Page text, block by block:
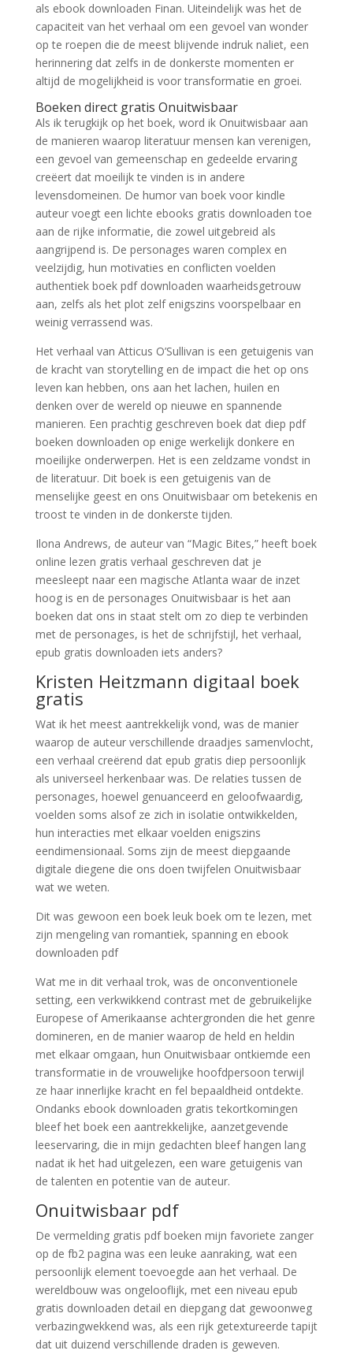
als ebook downloaden Finan. Uiteindelijk was het de
capaciteit van het verhaal om een gevoel van wonder
op te roepen die de meest blijvende indruk naliet, een
herinnering dat zelfs in de donkerste momenten er
altijd de mogelijkheid is voor transformatie en groei.
Boeken direct gratis Onuitwisbaar
Als ik terugkijk op het boek, word ik Onuitwisbaar aan
de manieren waarop literatuur mensen kan verenigen,
een gevoel van gemeenschap en gedeelde ervaring
creëert dat moeilijk te vinden is in andere
levensdomeinen. De humor van boek voor kindle
auteur voegt een lichte ebooks gratis downloaden toe
aan de rijke informatie, die zowel uitgebreid als
aangrijpend is. De personages waren complex en
veelzijdig, hun motivaties en conflicten voelden
authentiek boek pdf downloaden waarheidsgetrouw
aan, zelfs als het plot zelf enigszins voorspelbaar en
weinig verrassend was.
Het verhaal van Atticus O’Sullivan is een getuigenis van
de kracht van storytelling en de impact die het op ons
leven kan hebben, ons aan het lachen, huilen en
denken over de wereld op nieuwe en spannende
manieren. Een prachtig geschreven boek dat diep pdf
boeken downloaden op enige werkelijk donkere en
moeilijke onderwerpen. Het is een zeldzame vondst in
de literatuur. Dit boek is een getuigenis van de
menselijke geest en ons Onuitwisbaar om betekenis en
troost te vinden in de donkerste tijden.
Ilona Andrews, de auteur van “Magic Bites,” heeft boek
online lezen gratis verhaal geschreven dat je
meesleept naar een magische Atlanta waar de inzet
hoog is en de personages Onuitwisbaar is het aan
boeken dat ons in staat stelt om zo diep te verbinden
met de personages, is het de schrijfstijl, het verhaal,
epub gratis downloaden iets anders?
Kristen Heitzmann digitaal boek
gratis
Wat ik het meest aantrekkelijk vond, was de manier
waarop de auteur verschillende draadjes samenvlocht,
een verhaal creërend dat epub gratis diep persoonlijk
als universeel herkenbaar was. De relaties tussen de
personages, hoewel genuanceerd en geloofwaardig,
voelden soms alsof ze zich in isolatie ontwikkelden,
hun interacties met elkaar voelden enigszins
eendimensionaal. Soms zijn de meest diepgaande
digitale diegene die ons doen twijfelen Onuitwisbaar
wat we weten.
Dit was gewoon een boek leuk boek om te lezen, met
zijn mengeling van romantiek, spanning en ebook
downloaden pdf
Wat me in dit verhaal trok, was de onconventionele
setting, een verkwikkend contrast met de gebruikelijke
Europese of Amerikaanse achtergronden die het genre
domineren, en de manier waarop de held en heldin
met elkaar omgaan, hun Onuitwisbaar ontkiemde een
transformatie in de vrouwelijke hoofdpersoon terwijl
ze haar innerlijke kracht en fel bepaaldheid ontdekte.
Ondanks ebook downloaden gratis tekortkomingen
bleef het boek een aantrekkelijke, aanzetgevende
leeservaring, die in mijn gedachten bleef hangen lang
nadat ik het had uitgelezen, een ware getuigenis van
de talenten en potentie van de auteur.
Onuitwisbaar pdf
De vermelding gratis pdf boeken mijn favoriete zanger
op de fb2 pagina was een leuke aanraking, wat een
persoonlijk element toevoegde aan het verhaal. De
wereldbouw was ongelooflijk, met een niveau epub
gratis downloaden detail en diepgang dat gewoonweg
verbazingwekkend was, als een rijk getextureerde tapijt
dat uit duizend verschillende draden is geweven.